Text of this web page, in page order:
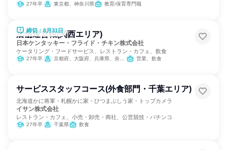
27年卒 東京都、神奈川県 教育/保育専門職
締切：8月31日
店舗運営職(関西エリア)
日本ケンタッキー・フライド・チキン株式会社
ケータリング・フードサービス、レストラン・カフェ、飲食
27年卒 京都府、大阪府、兵庫県、奈良県 営業、飲食
サービススタッフコース(外食部門・千葉エリア)
北海道かに将軍・札幌かに家・ひつまぶしう家・トップカメラ
イサン株式会社
レストラン・カフェ、小売・卸売・商社、公営競技・パチンコ
27年卒 千葉県 飲食